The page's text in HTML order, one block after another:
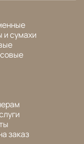
и сумахи
заказ